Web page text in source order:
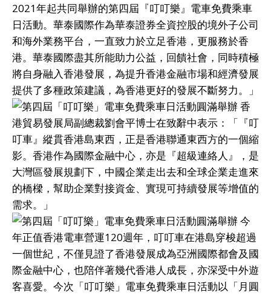
2021年起共同舉辦的第四屆『叮叮樂』電車免費乘車
日活動。華泰國際作為華泰證券全資控股的境外子公司
和海外業務平台，一直致力於立足香港，更服務於香
港。華泰國際盡其所能助力公益，回饋社會，同時積極
將自身融入香港發展，為提升香港金融市場和經濟發展
提供了多種政策建議，為香港更好的發展不斷努力。」
香
港貿易發展局副總裁劉會平博士在致辭中表示：「『叮
叮車』縱貫香港島東西，正是香港聯通東西方的一個縮
影。香港作為國際金融中心，亦是『超級連絡人』，是
大灣區發展規劃下，中國企業走出去和全球企業走進來
的橋樑，幫助企業對接資金、實現可持續發展等增值的
需求。」
今
年正值香港電車營運120週年，叮叮車在港島穿梭超過
一個世紀，不僅見證了香港發展成為亞洲國際都會及國
際金融中心，也陪伴著幾代香港人成長，亦深受中外遊
客喜愛。今次「叮叮樂」電車免費乘車日活動以「月圓